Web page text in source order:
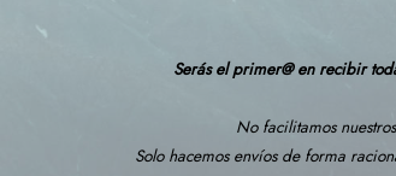
Serás el primer@ en recibir
No facilitamos
Solo hacemos envíos de forma